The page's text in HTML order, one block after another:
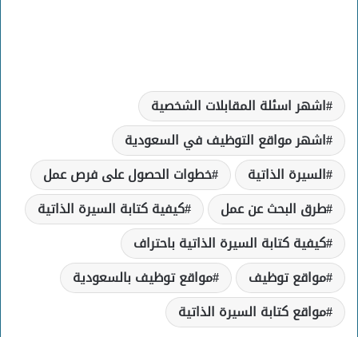
اشهر اسئلة المقابلات الشخصية
اشهر مواقع التوظيف في السعودية
السيرة الذاتية
خطوات الحصول على فرص عمل
طرق البحث عن عمل
كيفية كتابة السيرة الذاتية
كيفية كتابة السيرة الذاتية باحتراف
مواقع توظيف
مواقع توظيف بالسعودية
مواقع كتابة السيرة الذاتية